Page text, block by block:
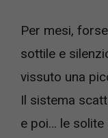
Per mesi,
sottile e
vissuto una
Il sistema
e poi… le solite